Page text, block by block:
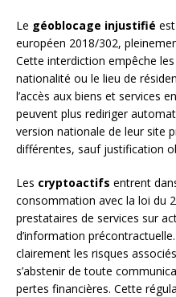
Le géoblocage injustifié
européen 2018/302,
Cette interdiction empêche
nationalité ou le lieu de
l’accès aux biens et services
peuvent plus rediriger
version nationale de leur site
différentes, sauf justification
Les cryptoactifs entrent
consommation avec la loi du
prestataires de services sur
d’information
clairement les risques
s’abstenir de toute
pertes financières. Cette